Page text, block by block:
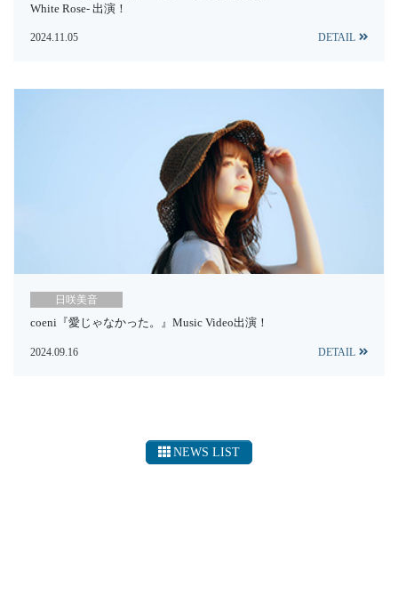
White Rose- 出演！
2024.11.05 DETAIL
日咲美音
coeni『愛じゃなかった。』Music Video出演！
2024.09.16 DETAIL
NEWS LIST